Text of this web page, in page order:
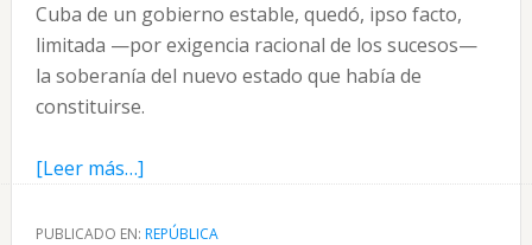
Cuba de un gobierno estable, quedó, ipso facto,
limitada —por exigencia racional de los sucesos—
la soberanía del nuevo estado que había de
constituirse.
[Leer más…]acerca
La
PUBLICADO EN: REPÚBLICA